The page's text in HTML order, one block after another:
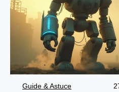
Guide & Astuce